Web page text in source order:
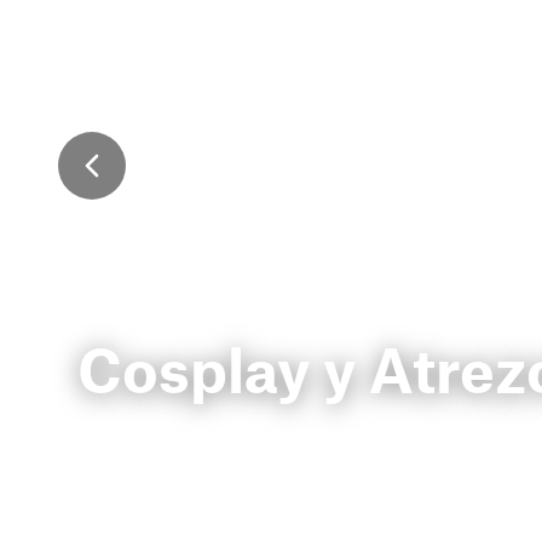
Cosplay y